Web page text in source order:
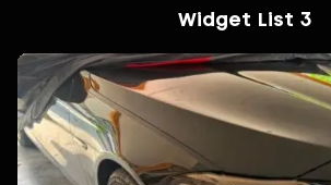
Widget List 3